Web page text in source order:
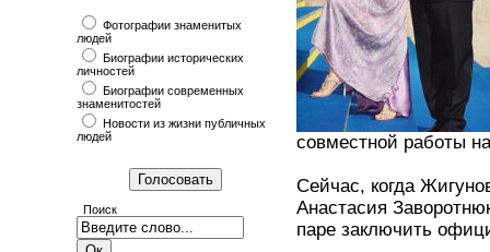
Фотографии знаменитых
людей
Биографии исторических
личностей
Биографии современных
знаменитостей
Новости из жизни публичных
людей
Поиск
совместной работы
Сейчас, когда
Анастасия
паре заключить